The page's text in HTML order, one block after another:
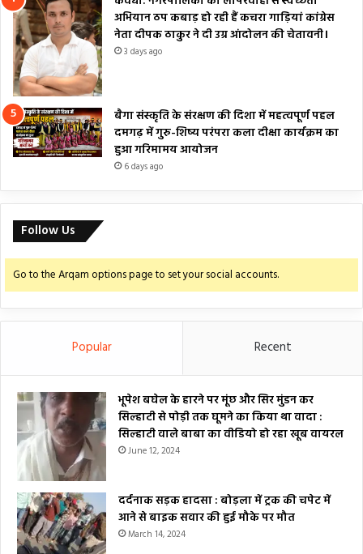
अभियान ठप कबाड़ हो रही हैं कचरा गाड़ियां कांग्रेस
नेता दीपक ठाकुर ने दी उग्र आंदोलन की चेतावनी।
3 days ago
बैगा संस्कृति के संरक्षण की दिशा में महत्वपूर्ण पहल
दमगढ़ में गुरु-शिष्य परंपरा कला दीक्षा कार्यक्रम का
हुआ गरिमामय आयोजन
6 days ago
Follow Us
Go to the Arqam options page to set your social accounts.
Popular Recent
भूपेश बघेल के हारने पर मूंछ और सिर मुंडन कर
सिल्हाटी से पोड़ी तक घूमने का किया था वादा :
सिल्हाटी वाले बाबा का वीडियो हो रहा खूब वायरल
June 12, 2024
दर्दनाक सड़क हादसा : बोड़ला में ट्रक की चपेट में
आने से बाइक सवार की हुई मौके पर मौत
March 14, 2024